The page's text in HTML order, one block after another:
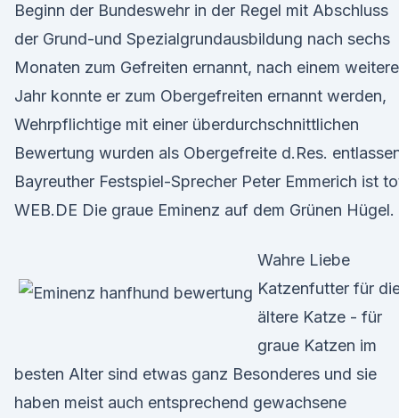
Beginn der Bundeswehr in der Regel mit Abschluss
der Grund-und Spezialgrundausbildung nach sechs
Monaten zum Gefreiten ernannt, nach einem
Jahr konnte er zum Obergefreiten ernannt werden,
Wehrpflichtige mit einer überdurchschnittlichen
Bewertung wurden als Obergefreite d.Res.
Bayreuther Festspiel-Sprecher Peter Emmerich ist
WEB.DE Die graue Eminenz auf dem Grünen Hügel.
Wahre Liebe
Katzenfutter für
ältere Katze - für
graue Katzen im
besten Alter sind etwas ganz Besonderes und sie
haben meist auch entsprechend gewachsene